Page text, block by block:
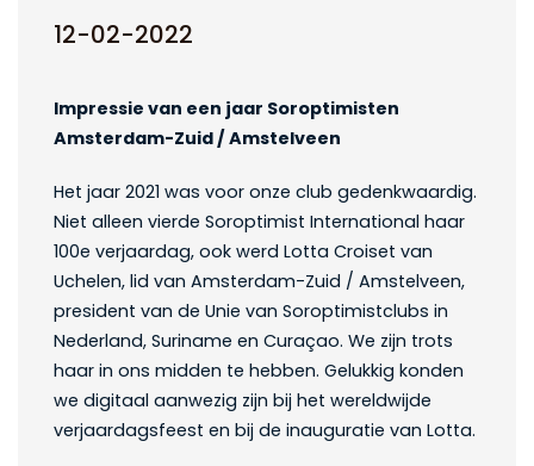
12-02-2022
Impressie van een jaar Soroptimisten
Amsterdam-Zuid / Amstelveen
Het jaar 2021 was voor onze club gedenkwaardig.
Niet alleen vierde Soroptimist International haar
100e verjaardag, ook werd Lotta Croiset van
Uchelen, lid van Amsterdam-Zuid / Amstelveen,
president van de Unie van Soroptimistclubs in
Nederland, Suriname en Curaçao. We zijn trots
haar in ons midden te hebben. Gelukkig konden
we digitaal aanwezig zijn bij het wereldwijde
verjaardagsfeest en bij de inauguratie van Lotta.